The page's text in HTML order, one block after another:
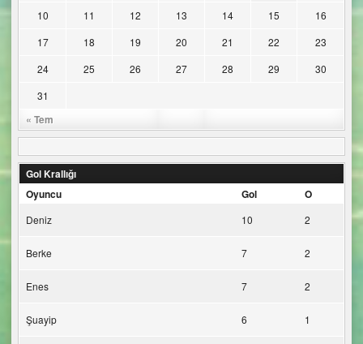
« Tem
10
11 12 13 14 15
16
17
18 19 20 21 22
23
24
25 26 27 28 29
30
31
Gol Krallığı
Oyuncu
Gol O
Deniz 10 2
Berke 7 2
Enes 7 2
Şuayip 6 1